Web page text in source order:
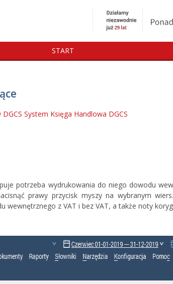
START
System Księga Handlowa DGCS
potrzeba wydrukowania do niego dowodu
prawy przycisk myszy na wybranym
z VAT i bez VAT, a także noty